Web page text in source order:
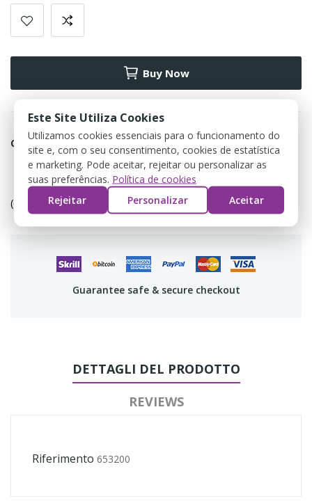
Buy Now
Condividi
Política de devolução
(editar com o módulo Customer Reassurance)
Guarantee safe & secure checkout
DETTAGLI DEL PRODOTTO
REVIEWS
Riferimento 653200
Este Site Utiliza Cookies
Utilizamos cookies essenciais para o funcionamento do
site e, com o seu consentimento, cookies de estatística
e marketing. Pode aceitar, rejeitar ou personalizar as
suas preferências. Política de cookies
Rejeitar
Personalizar Aceitar